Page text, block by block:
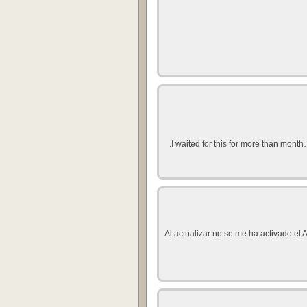
I waited for this for more than
Al actualizar no se me ha activado el